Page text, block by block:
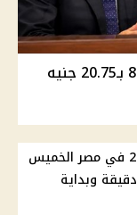
أسعار الوقود في مصر اليوم .. بنزين 80 بـ20.75 جنيه
انتهاء التوقيت الصيفي 2026 في مصر الخميس
29 أكتوبر وتأخير الساعة 60 دقيقة وبداية